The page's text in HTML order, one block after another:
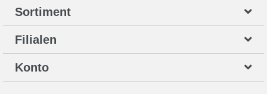
Sortiment
Filialen
Konto